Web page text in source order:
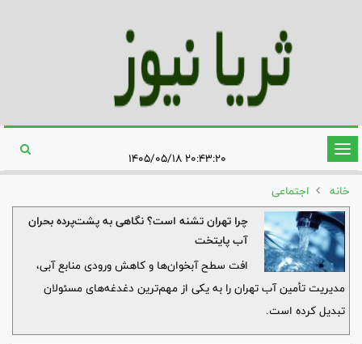
تغییر
وضعیت
ناوبری
خانه
اجتماعی
چرا تهران تشنه است؟ نگاهی به پشت‌پرده بحران
آب پایتخت
افت سطح آبخوان‌ها و کاهش ورودی منابع آبی،
مدیریت تأمین آب تهران را به یکی از مهم‌ترین دغدغه‌های مسئولان
تبدیل کرده است.